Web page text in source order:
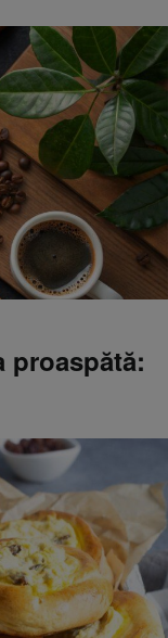
proaspătă: